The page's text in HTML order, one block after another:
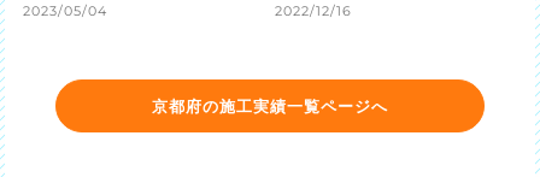
2023/05/04 2022/12/16
京都府の施工実績一覧ページへ